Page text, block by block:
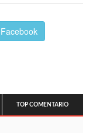
TOP COMENTARIO